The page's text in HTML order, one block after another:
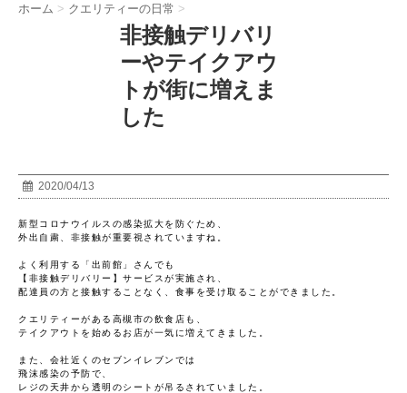
ホーム > クエリティーの日常 >
非接触デリバリ
ーやテイクアウ
トが街に増えま
した
2020/04/13
新型コロナウイルスの感染拡大を防ぐため、
外出自粛、非接触が重要視されていますね。
よく利用する「出前館」さんでも
【非接触デリバリー】サービスが実施され、
配達員の方と接触することなく、食事を受け取ることができました。
クエリティーがある高槻市の飲食店も、
テイクアウトを始めるお店が一気に増えてきました。
また、会社近くのセブンイレブンでは
飛沫感染の予防で、
レジの天井から透明のシートが吊るされていました。